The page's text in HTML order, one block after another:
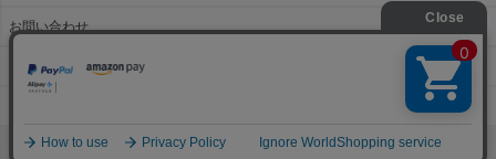
お問い合わせ
特定商取引法に基づく表示
copyright(c) Bellevie Enfant & co.,Ltd.All Rights Reserved.